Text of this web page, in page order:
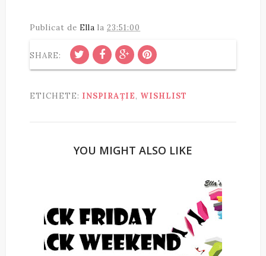
Publicat de Ella la 23:51:00
SHARE:
ETICHETE: INSPIRAȚIE, WISHLIST
YOU MIGHT ALSO LIKE